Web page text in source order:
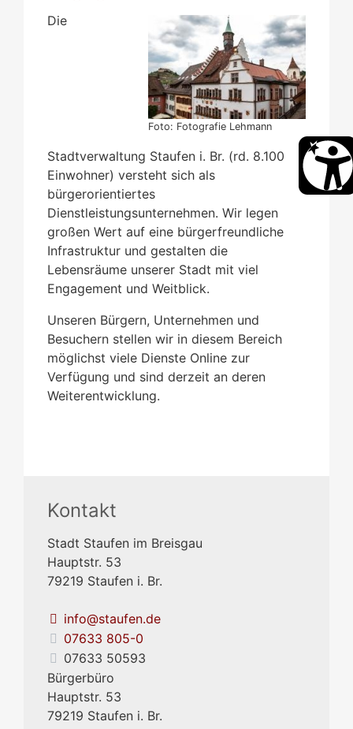
Foto: Fotografie Lehmann
Die
Stadtverwaltung Staufen i. Br. (rd. 8.100
Einwohner) versteht sich als
bürgerorientiertes
Dienstleistungsunternehmen. Wir legen
großen Wert auf eine bürgerfreundliche
Infrastruktur und gestalten die
Lebensräume unserer Stadt mit viel
Engagement und Weitblick.
Unseren Bürgern, Unternehmen und
Besuchern stellen wir in diesem Bereich
möglichst viele Dienste Online zur
Verfügung und sind derzeit an deren
Weiterentwicklung.
Kontakt
Stadt Staufen im Breisgau
Hauptstr. 53
79219 Staufen i. Br.
info@staufen.de
07633 805-0
07633 50593
Bürgerbüro
Hauptstr. 53
79219 Staufen i. Br.